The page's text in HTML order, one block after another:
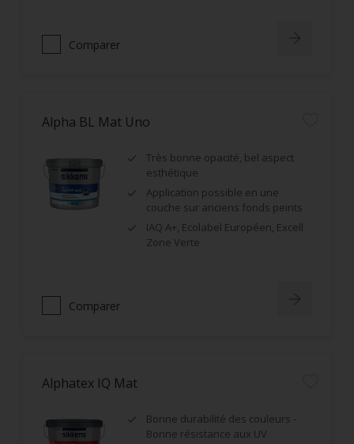
Comparer
Alpha BL Mat Uno
Très bonne opacité, bel aspect
esthétique
Application possible en une
couche sur anciens fonds peints
IAQ A+, Ecolabel Européen, Excell
Zone Verte
Comparer
Alphatex IQ Mat
Bonne durabilité des couleurs -
Bonne résistance aux UV